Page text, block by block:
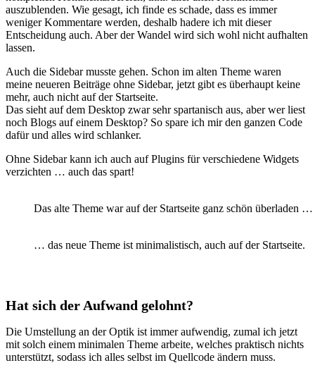
auszublenden. Wie gesagt, ich finde es schade, dass es immer
weniger Kommentare werden, deshalb hadere ich mit dieser
Entscheidung auch. Aber der Wandel wird sich wohl nicht aufhalten
lassen.
Auch die Sidebar musste gehen. Schon im alten Theme waren
meine neueren Beiträge ohne Sidebar, jetzt gibt es überhaupt keine
mehr, auch nicht auf der Startseite.
Das sieht auf dem Desktop zwar sehr spartanisch aus, aber wer liest
noch Blogs auf einem Desktop? So spare ich mir den ganzen Code
dafür und alles wird schlanker.
Ohne Sidebar kann ich auch auf Plugins für verschiedene Widgets
verzichten … auch das spart!
Das alte Theme war auf der Startseite ganz schön überladen …
… das neue Theme ist minimalistisch, auch auf der Startseite.
Hat sich der Aufwand gelohnt?
Die Umstellung an der Optik ist immer aufwendig, zumal ich jetzt
mit solch einem minimalen Theme arbeite, welches praktisch nichts
unterstützt, sodass ich alles selbst im Quellcode ändern muss.